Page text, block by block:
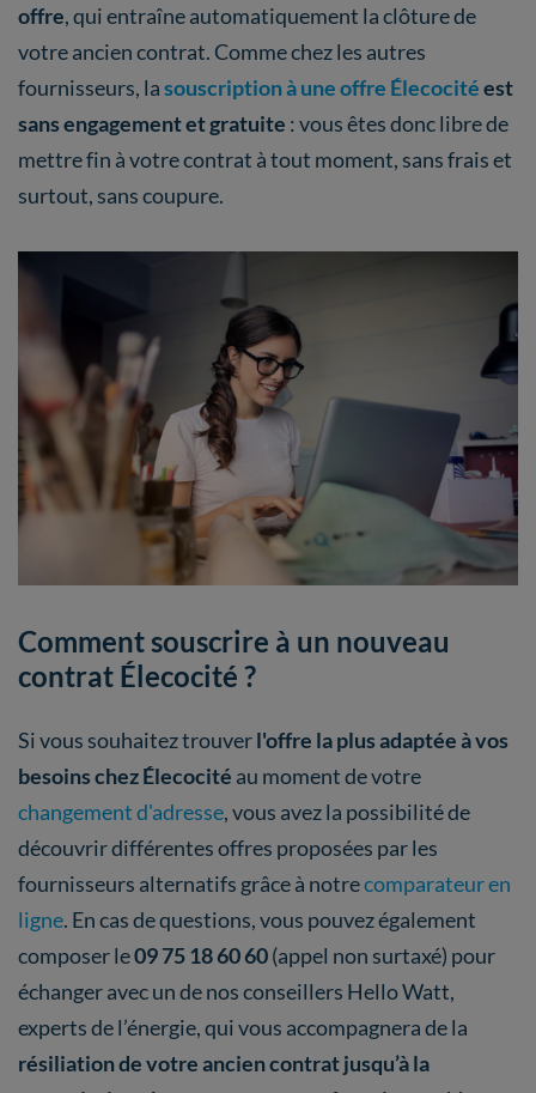
offre, qui entraîne automatiquement la clôture de
votre ancien contrat. Comme chez les autres
fournisseurs, lasouscription à une offre Élecocitéest
sans engagement et gratuite : vous êtes donc libre de
mettre fin à votre contrat à tout moment, sans frais et
surtout, sans coupure.
Comment souscrire à un nouveau
contrat Élecocité ?
Si vous souhaitez trouverl'offre la plus adaptée à vos
besoins chez Élecocité au moment de votre
changement d'adresse, vous avez la possibilité de
découvrir différentes offres proposées par les
fournisseurs alternatifs grâce à notrecomparateur en
ligne. En cas de questions, vous pouvez également
composer le09 75 18 60 60(appel non surtaxé) pour
échanger avec un de nos conseillers Hello Watt,
experts de l’énergie, qui vous accompagnera de la
résiliation de votre ancien contrat jusqu’à la